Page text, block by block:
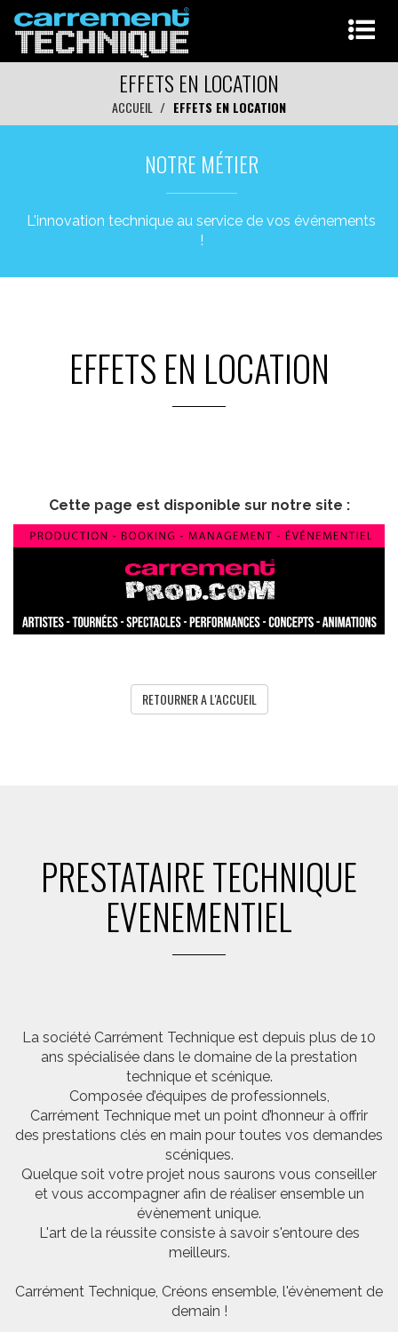
EFFETS EN LOCATION
ACCUEIL EFFETS EN LOCATION
NOTRE MÉTIER
L'innovation technique au service de vos événements
!
EFFETS EN LOCATION
Cette page est disponible sur notre site :
RETOURNER A L'ACCUEIL
PRESTATAIRE TECHNIQUE
EVENEMENTIEL
La société Carrément Technique est depuis plus de 10
ans spécialisée dans le domaine de la prestation
technique et scénique.
Composée d’équipes de professionnels,
Carrément Technique met un point d’honneur à offrir
des prestations clés en main pour toutes vos demandes
scéniques.
Quelque soit votre projet nous saurons vous conseiller
et vous accompagner afin de réaliser ensemble un
évènement unique.
L'art de la réussite consiste à savoir s'entoure des
meilleurs.
Carrément Technique, Créons ensemble, l'évènement de
demain !